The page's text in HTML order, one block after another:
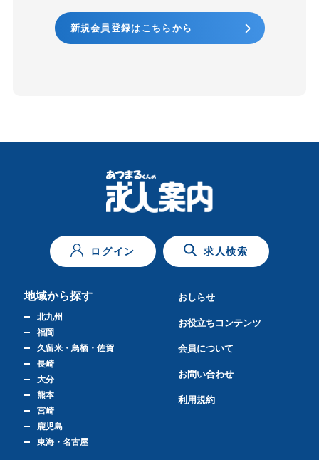
新規会員登録はこちらから
ログイン 求人検索
地域から探す
北九州
福岡
久留米・鳥栖・佐賀
長崎
大分
熊本
宮崎
鹿児島
東海・名古屋
おしらせ
お役立ちコンテンツ
会員について
お問い合わせ
利用規約